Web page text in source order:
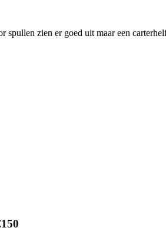
spullen zien er goed uit maar een